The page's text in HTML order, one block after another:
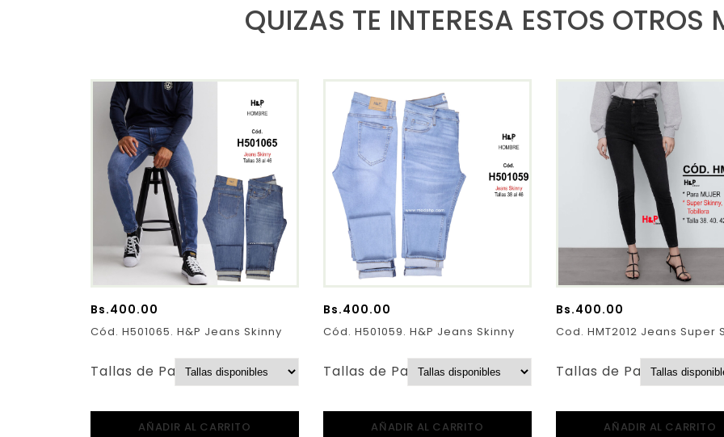
QUIZAS TE INTERESA ESTOS OTROS
Bs.400.00
Cód. H501065. H&P Jeans Skinny
Tallas de Pantalones:
AÑADIR AL CARRITO
Bs.400.00
Cód. H501059. H&P Jeans Skinny
Tallas de Pantalones:
AÑADIR AL CARRITO
Bs.400.00
Cod. HMT2012 Jeans Super
Tallas de Pantalones:
AÑADIR AL CARRITO